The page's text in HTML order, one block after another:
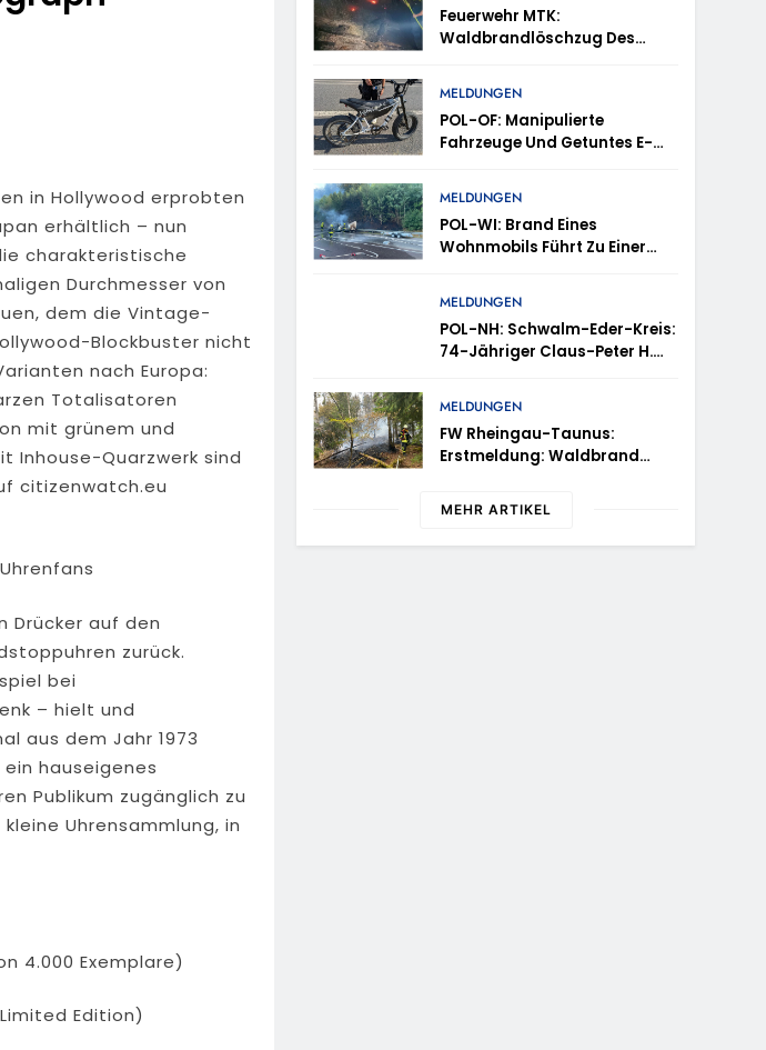
Peter H. Aus Felsberg Wird Vermisst
Zwischen Bad Schwalbach-Hettenhain Und Taunusstein-Seitzenhahn –
Mercedes Angedotzt: Hinweise Erbeten Und Wer Hat Den Fahrraddieb
Person Aus Osthessen – Evtl. In Thüringen Unterwegs
Vermisst POL-OF: Wo Ist Wanawsha Dana Hama Ziad?
in Hollywood erprobten
erhältlich – nun
charakteristische
Durchmesser von
dem die Vintage-
Blockbuster nicht
nach Europa:
Totalisatoren
mit grünem und
Inhouse-Quarzwerk sind
citizenwatch.eu
Drücker auf den
zurück.
bei
– hielt und
aus dem Jahr 1973
hauseigenes
Publikum zugänglich zu
Uhrensammlung, in
4.000 Exemplare)
Edition)
Feuerwehr MTK:
Waldbrandlöschzug Des
Rheingau-Taunus-Kreis –
Rund 45 Einsatzkräfte
Sicherten In Schwierigem
Brandgebietes
MELDUNGEN
POL-OF: Manipulierte
Fahrzeuge Und Getuntes E-
Gezogen – TRuP-Spezialisten
Decken Gleich Mehrere
Verstöße Auf
MELDUNGEN
POL-WI: Brand Eines
Wohnmobils Führt Zu Einer
Niedernhausen
MELDUNGEN
POL-NH: Schwalm-Eder-Kreis:
74-Jähriger Claus-Peter H.
MELDUNGEN
FW Rheingau-Taunus:
Erstmeldung: Waldbrand
Hettenhain Und Taunusstein-
Einsatzkräfte Im Einsatz
MEHR ARTIKEL